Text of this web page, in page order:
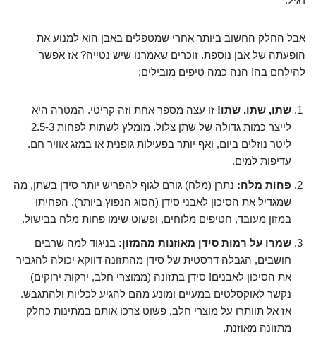
אבל החלק החשוב ביותר אחרי שמטפלים באבן הוא למנוע את
הופעתה של אבן נוספת. זוכרים שאמרנו שיש נטייה? אז אפשר
להילחם בה! הנה כמה טיפים מובילים:
שתו, שתו, שתו! זו עצה מספר אחת וזה קריטי. המטרה היא
לייצר כמות גדולה של שתן צלול. מומלץ לשתות לפחות 2.5-3
ליטר נוזלים ביום, ואף יותר בפעילות גופנית או במזג אוויר חם.
עדיפות למים.
פחות מלח: נתרן (מלח) גורם לגוף להפריש יותר סידן בשתן, מה
שמגדיל את הסיכון לאבני סידן (הסוג הנפוץ ביותר). הפחיתו
במזון מעובד, חטיפים מלוחים, ופשוט שימו פחות מלח בבישול.
שמרו על רמות סידן מאוזנות מהמזון: בניגוד למה שרבים
חושבים, הגבלה דרסטית של סידן מהתזונה דווקא יכולה להגביר
את הסיכון לאבנים! סידן בתזונה (ממוצרי חלב, ירקות ירוקים)
נקשר לאוקסלטים במעיים ומונע מהם להגיע לכליות ולהתגבש.
אז אל תוותרו על מוצרי חלב, פשוט צרכו אותם במתינות כחלק
מתזונה מאוזנת.